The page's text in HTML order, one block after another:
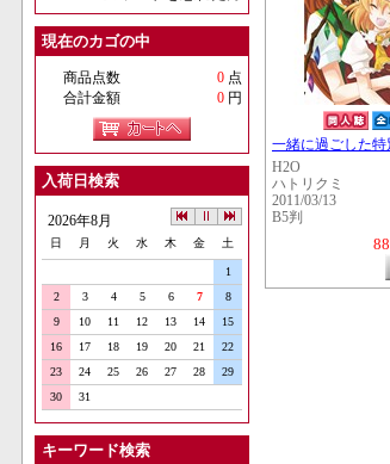
現在のカゴの中
商品点数 0 点
合計金額
0 円
入荷日検索
2026年8月
日 月 火 水 木 金 土
1
2
3 4 5 6 7
8
9
10 11 12 13 14
15
16
17 18 19 20 21
22
23
24 25 26 27 28
29
30
31
キーワード検索
一緒に過ごした特
H2O
ハトリクミ
2011/03/13
B5判